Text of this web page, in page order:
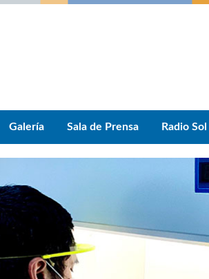
Galería Sala de Prensa Radio Sol